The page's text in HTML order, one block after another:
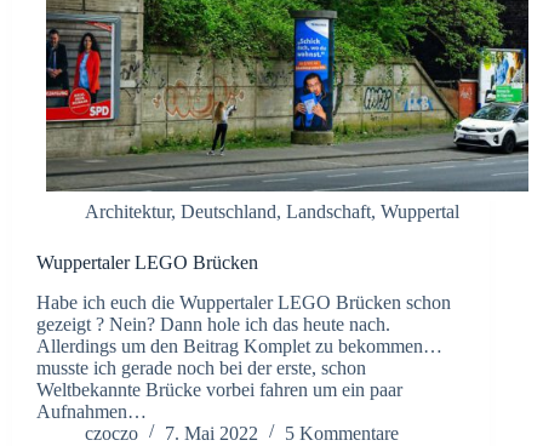
Architektur, Deutschland, Landschaft, Wuppertal
Wuppertaler LEGO Brücken
Habe ich euch die Wuppertaler LEGO Brücken schon
gezeigt ? Nein? Dann hole ich das heute nach.
Allerdings um den Beitrag Komplet zu bekommen…
musste ich gerade noch bei der erste, schon
Weltbekannte Brücke vorbei fahren um ein paar
Aufnahmen…
czoczo
7. Mai 2022 5 Kommentare